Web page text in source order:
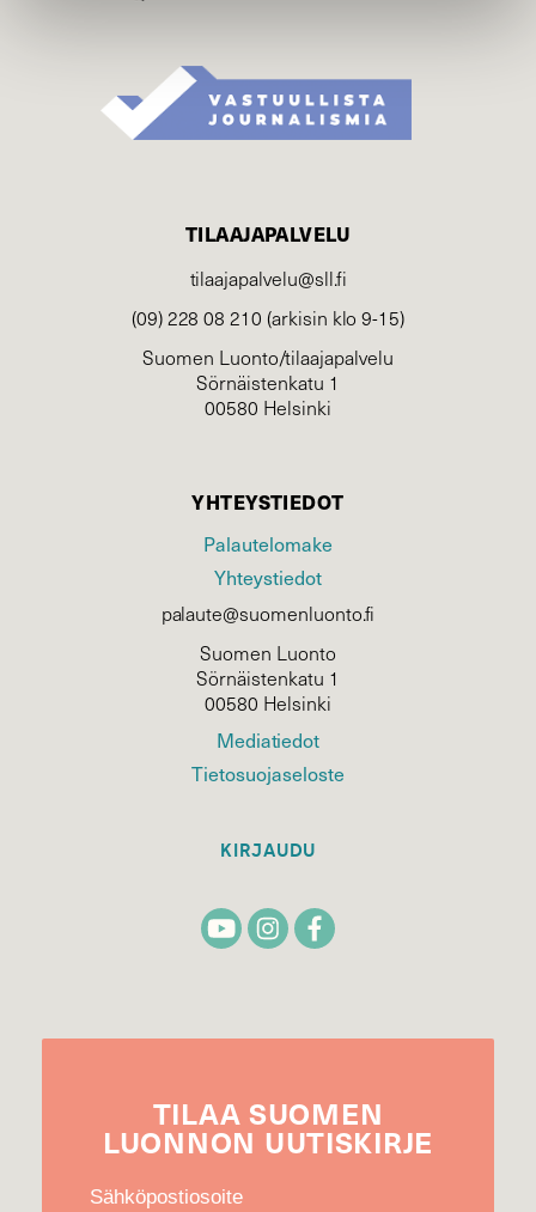
TILAAJAPALVELU
tilaajapalvelu@sll.fi
(09) 228 08 210 (arkisin klo 9-15)
Suomen Luonto/tilaajapalvelu
Sörnäistenkatu 1
00580 Helsinki
YHTEYSTIEDOT
Palautelomake
Yhteystiedot
palaute@suomenluonto.fi
Suomen Luonto
Sörnäistenkatu 1
00580 Helsinki
Mediatiedot
Tietosuojaseloste
KIRJAUDU
TILAA SUOMEN
LUONNON UUTIS­KIRJE
Sähköpostiosoite